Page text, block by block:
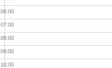
06:00
07:00
08:00
09:00
10:00